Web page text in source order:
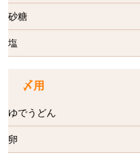
砂糖
塩
〆用
ゆでうどん
卵